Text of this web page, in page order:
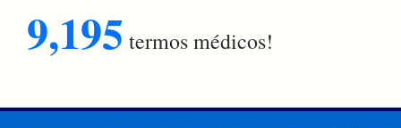
9,195 termos médicos!